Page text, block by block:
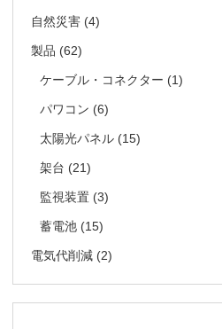
自然災害 (4)
製品 (62)
ケーブル・コネクター (1)
パワコン (6)
太陽光パネル (15)
架台 (21)
監視装置 (3)
蓄電池 (15)
電気代削減 (2)